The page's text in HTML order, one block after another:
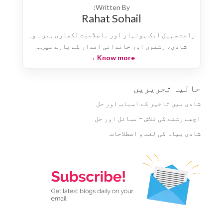
Written By:
Rahat Sohail
راحت سہیل ایک ہونہار اور باصلاحیت لکھاری ہیں۔ وہ
شادی، رشتوں اور خاندانی اقدار کے بارے میں...
Know more →
حالیہ تحریریں
شادی میں تاخیر کے اسباب اور حل
اچھے رشتے کی تلاش – مسائل اور حل
شادی بیاہ کی لغت و اصطلاحات